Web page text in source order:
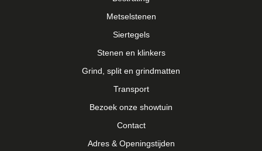
Metselstenen
Siertegels
Stenen en klinkers
Grind, split en grindmatten
Transport
Bezoek onze showtuin
Contact
Adres & Openingstijden